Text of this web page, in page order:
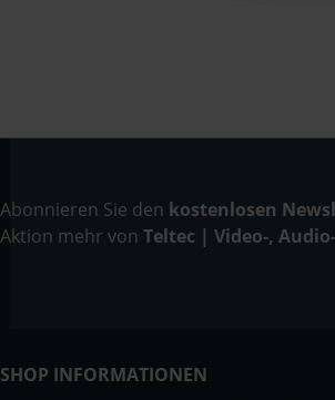
Abonnieren Sie den kostenlosen
Aktion mehr von Teltec | Video-,
SHOP INFORMATIONEN